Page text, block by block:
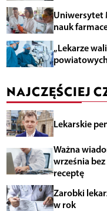
Uniwersytet
nauk
„Lekarze
NAJCZĘŚCIEJ
Lekarskie
Ważna
września
receptę
Zarobki
w rok